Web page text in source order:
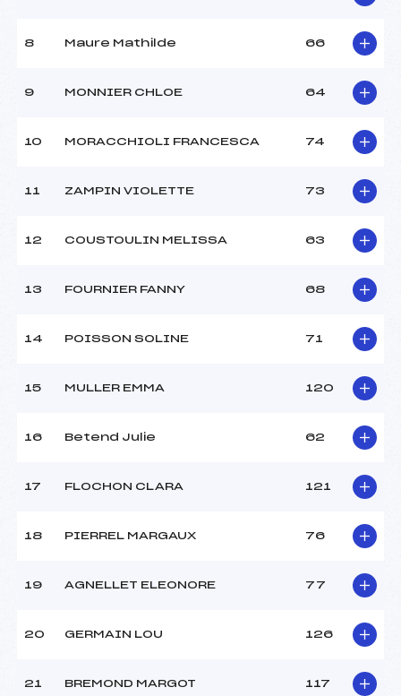
8 Maure Mathilde 66
9 MONNIER CHLOE 64
10 MORACCHIOLI FRANCESCA 74
11 ZAMPIN VIOLETTE 73
12 COUSTOULIN MELISSA 63
13 FOURNIER FANNY 68
14 POISSON SOLINE 71
15 MULLER EMMA 120
16 Betend Julie 62
17 FLOCHON CLARA 121
18 PIERREL MARGAUX 76
19 AGNELLET ELEONORE 77
20 GERMAIN LOU 126
21 BREMOND MARGOT 117